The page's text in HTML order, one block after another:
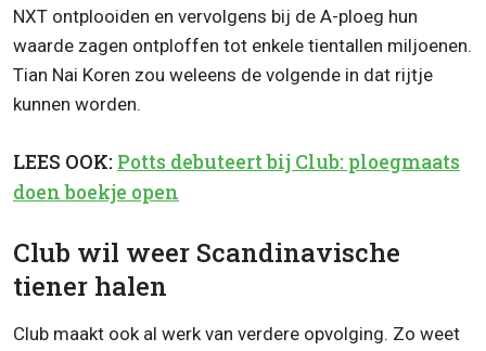
NXT ontplooiden en vervolgens bij de A-ploeg hun
waarde zagen ontploffen tot enkele tientallen miljoenen.
Tian Nai Koren zou weleens de volgende in dat rijtje
kunnen worden.
LEES OOK: Potts debuteert bij Club: ploegmaats
doen boekje open
Club wil weer Scandinavische
tiener halen
Club maakt ook al werk van verdere opvolging. Zo weet